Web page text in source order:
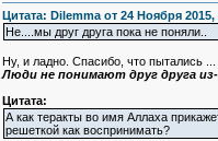
Цитата: Dilemma от 24 Ноября 2015,
Не....мы друг друга пока не поняли..
Ну, и ладно. Спасибо, что пытались ...
Люди не понимают друг друга
Цитата:
А как теракты во имя Аллаха
решеткой как воспринимать?